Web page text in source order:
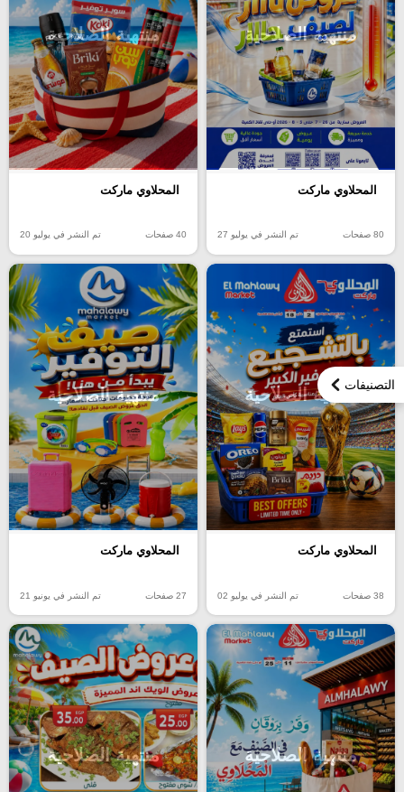
التصنيفات
منتهية الصلاحية
المحلاوي ماركت
80 صفحات تم النشر في يوليو 27
منتهية الصلاحية
المحلاوي ماركت
40 صفحات تم النشر في يوليو 20
منتهية الصلاحية
المحلاوي ماركت
38 صفحات تم النشر في يوليو 02
منتهية الصلاحية
المحلاوي ماركت
27 صفحات تم النشر في يونيو 21
منتهية الصلاحية منتهية الصلاحية